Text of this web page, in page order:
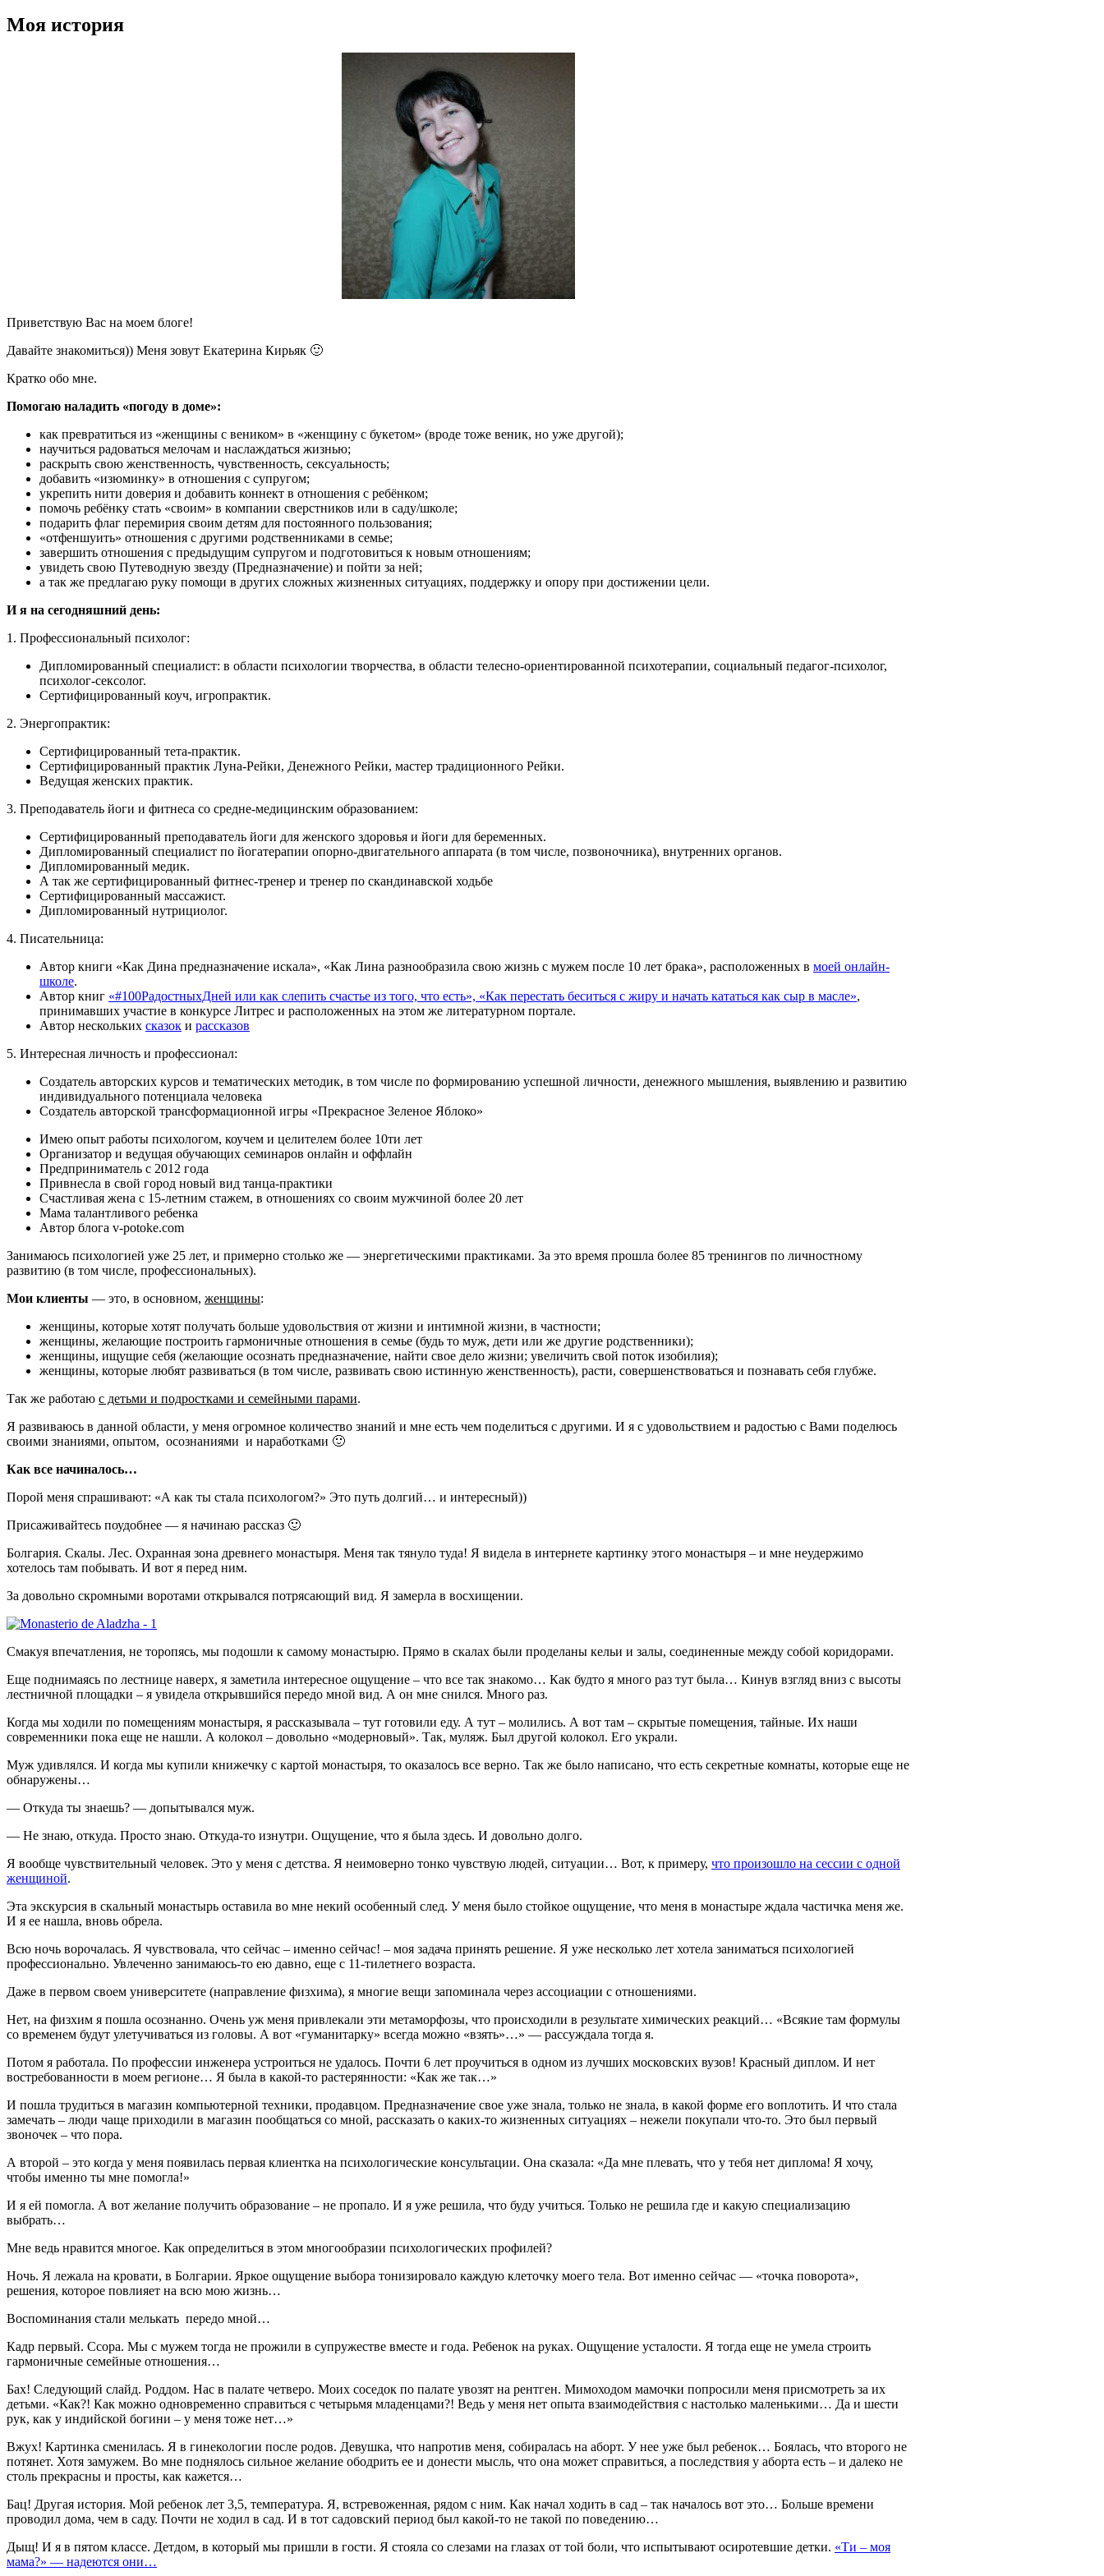
Моя история
Приветствую Вас на моем блоге!
Давайте знакомиться)) Меня зовут Екатерина Кирьяк 🙂
Кратко обо мне.
Помогаю наладить «погоду в доме»:
как превратиться из «женщины с веником» в «женщину с букетом» (вроде тоже веник, но уже другой);
научиться радоваться мелочам и наслаждаться жизнью;
раскрыть свою женственность, чувственность, сексуальность;
добавить «изюминку» в отношения с супругом;
укрепить нити доверия и добавить коннект в отношения с ребёнком;
помочь ребёнку стать «своим» в компании сверстников или в саду/школе;
подарить флаг перемирия своим детям для постоянного пользования;
«отфеншуить» отношения с другими родственниками в семье;
завершить отношения с предыдущим супругом и подготовиться к новым отношениям;
увидеть свою Путеводную звезду (Предназначение) и пойти за ней;
а так же предлагаю руку помощи в других сложных жизненных ситуациях, поддержку и опору при достижении цели.
И я на сегодняшний день:
1. Профессиональный психолог:
Дипломированный специалист: в области психологии творчества, в области телесно-ориентированной психотерапии, социальный педагог-психолог,
психолог-сексолог.
Сертифицированный коуч, игропрактик.
2. Энергопрактик:
Сертифицированный тета-практик.
Сертифицированный практик Луна-Рейки, Денежного Рейки, мастер традиционного Рейки.
Ведущая женских практик.
3. Преподаватель йоги и фитнеса со средне-медицинским образованием:
Сертифицированный преподаватель йоги для женского здоровья и йоги для беременных.
Дипломированный специалист по йогатерапии опорно-двигательного аппарата (в том числе, позвоночника), внутренних органов.
Дипломированный медик.
А так же сертифицированный фитнес-тренер и тренер по скандинавской ходьбе
Сертифицированный массажист.
Дипломированный нутрициолог.
4. Писательница:
Автор книги «Как Дина предназначение искала», «Как Лина разнообразила свою жизнь с мужем после 10 лет брака», расположенных в моей онлайн-
школе.
Автор книг «#100РадостныхДней или как слепить счастье из того, что есть», «Как перестать беситься с жиру и начать кататься как сыр в масле»,
принимавших участие в конкурсе Литрес и расположенных на этом же литературном портале.
Автор нескольких сказок и рассказов
5. Интересная личность и профессионал:
Создатель авторских курсов и тематических методик, в том числе по формированию успешной личности, денежного мышления, выявлению и развитию
индивидуального потенциала человека
Создатель авторской трансформационной игры «Прекрасное Зеленое Яблоко»
Имею опыт работы психологом, коучем и целителем более 10ти лет
Организатор и ведущая обучающих семинаров онлайн и оффлайн
Предприниматель с 2012 года
Привнесла в свой город новый вид танца-практики
Счастливая жена с 15-летним стажем, в отношениях со своим мужчиной более 20 лет
Мама талантливого ребенка
Автор блога v-potoke.com
Занимаюсь психологией уже 25 лет, и примерно столько же — энергетическими практиками. За это время прошла более 85 тренингов по личностному
развитию (в том числе, профессиональных).
Мои клиенты — это, в основном, женщины:
женщины, которые хотят получать больше удовольствия от жизни и интимной жизни, в частности;
женщины, желающие построить гармоничные отношения в семье (будь то муж, дети или же другие родственники);
женщины, ищущие себя (желающие осознать предназначение, найти свое дело жизни; увеличить свой поток изобилия);
женщины, которые любят развиваться (в том числе, развивать свою истинную женственность), расти, совершенствоваться и познавать себя глубже.
Так же работаю с детьми и подростками и семейными парами.
Я развиваюсь в данной области, у меня огромное количество знаний и мне есть чем поделиться с другими. И я с удовольствием и радостью с Вами поделюсь
своими знаниями, опытом, осознаниями и наработками 🙂
Как все начиналось…
Порой меня спрашивают: «А как ты стала психологом?» Это путь долгий… и интересный))
Присаживайтесь поудобнее — я начинаю рассказ 🙂
Болгария. Скалы. Лес. Охранная зона древнего монастыря. Меня так тянуло туда! Я видела в интернете картинку этого монастыря – и мне неудержимо
хотелось там побывать. И вот я перед ним.
За довольно скромными воротами открывался потрясающий вид. Я замерла в восхищении.
Смакуя впечатления, не торопясь, мы подошли к самому монастырю. Прямо в скалах были проделаны кельи и залы, соединенные между собой коридорами.
Еще поднимаясь по лестнице наверх, я заметила интересное ощущение – что все так знакомо… Как будто я много раз тут была… Кинув взгляд вниз с высоты
лестничной площадки – я увидела открывшийся передо мной вид. А он мне снился. Много раз.
Когда мы ходили по помещениям монастыря, я рассказывала – тут готовили еду. А тут – молились. А вот там – скрытые помещения, тайные. Их наши
современники пока еще не нашли. А колокол – довольно «модерновый». Так, муляж. Был другой колокол. Его украли.
Муж удивлялся. И когда мы купили книжечку с картой монастыря, то оказалось все верно. Так же было написано, что есть секретные комнаты, которые еще не
обнаружены…
— Откуда ты знаешь? — допытывался муж.
— Не знаю, откуда. Просто знаю. Откуда-то изнутри. Ощущение, что я была здесь. И довольно долго.
Я вообще чувствительный человек. Это у меня с детства. Я неимоверно тонко чувствую людей, ситуации… Вот, к примеру, что произошло на сессии с одной
женщиной.
Эта экскурсия в скальный монастырь оставила во мне некий особенный след. У меня было стойкое ощущение, что меня в монастыре ждала частичка меня же.
И я ее нашла, вновь обрела.
Всю ночь ворочалась. Я чувствовала, что сейчас – именно сейчас! – моя задача принять решение. Я уже несколько лет хотела заниматься психологией
профессионально. Увлеченно занимаюсь-то ею давно, еще с 11-тилетнего возраста.
Даже в первом своем университете (направление физхима), я многие вещи запоминала через ассоциации с отношениями.
Нет, на физхим я пошла осознанно. Очень уж меня привлекали эти метаморфозы, что происходили в результате химических реакций… «Всякие там формулы
со временем будут улетучиваться из головы. А вот «гуманитарку» всегда можно «взять»…» — рассуждала тогда я.
Потом я работала. По профессии инженера устроиться не удалось. Почти 6 лет проучиться в одном из лучших московских вузов! Красный диплом. И нет
востребованности в моем регионе… Я была в какой-то растерянности: «Как же так…»
И пошла трудиться в магазин компьютерной техники, продавцом. Предназначение свое уже знала, только не знала, в какой форме его воплотить. И что стала
замечать – люди чаще приходили в магазин пообщаться со мной, рассказать о каких-то жизненных ситуациях – нежели покупали что-то. Это был первый
звоночек – что пора.
А второй – это когда у меня появилась первая клиентка на психологические консультации. Она сказала: «Да мне плевать, что у тебя нет диплома! Я хочу,
чтобы именно ты мне помогла!»
И я ей помогла. А вот желание получить образование – не пропало. И я уже решила, что буду учиться. Только не решила где и какую специализацию
выбрать…
Мне ведь нравится многое. Как определиться в этом многообразии психологических профилей?
Ночь. Я лежала на кровати, в Болгарии. Яркое ощущение выбора тонизировало каждую клеточку моего тела. Вот именно сейчас — «точка поворота»,
решения, которое повлияет на всю мою жизнь…
Воспоминания стали мелькать передо мной…
Кадр первый. Ссора. Мы с мужем тогда не прожили в супружестве вместе и года. Ребенок на руках. Ощущение усталости. Я тогда еще не умела строить
гармоничные семейные отношения…
Бах! Следующий слайд. Роддом. Нас в палате четверо. Моих соседок по палате увозят на рентген. Мимоходом мамочки попросили меня присмотреть за их
детьми. «Как?! Как можно одновременно справиться с четырьмя младенцами?! Ведь у меня нет опыта взаимодействия с настолько маленькими… Да и шести
рук, как у индийской богини – у меня тоже нет…»
Вжух! Картинка сменилась. Я в гинекологии после родов. Девушка, что напротив меня, собиралась на аборт. У нее уже был ребенок… Боялась, что второго не
потянет. Хотя замужем. Во мне поднялось сильное желание ободрить ее и донести мысль, что она может справиться, а последствия у аборта есть – и далеко не
столь прекрасны и просты, как кажется…
Бац! Другая история. Мой ребенок лет 3,5, температура. Я, встревоженная, рядом с ним. Как начал ходить в сад – так началось вот это… Больше времени
проводил дома, чем в саду. Почти не ходил в сад. И в тот садовский период был какой-то не такой по поведению…
Дыщ! И я в пятом классе. Детдом, в который мы пришли в гости. Я стояла со слезами на глазах от той боли, что испытывают осиротевшие детки. «Ти – моя
мама?» — надеются они…